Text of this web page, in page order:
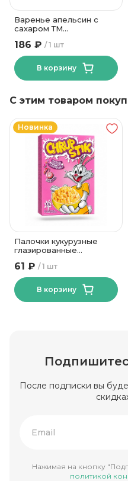
Варенье апельсин с
сахаром ТМ
1 шт
186 ₽
В корзину
С этим товаром
Новинка
Палочки кукурузные
глазированные
1 шт
61 ₽
В корзину
После подписки вы
Нажимая на кнопку
политикой